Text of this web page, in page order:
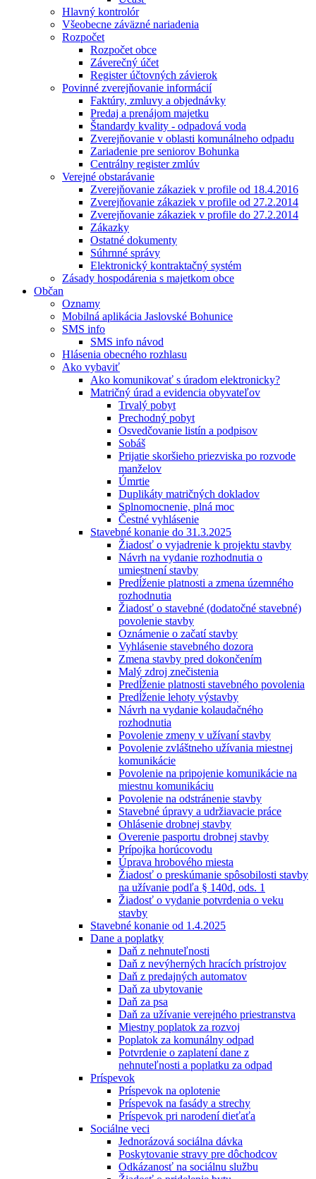
Hlavný kontrolór
Všeobecne záväzné nariadenia
Rozpočet
Rozpočet obce
Záverečný účet
Register účtovných závierok
Povinné zverejňovanie informácií
Faktúry, zmluvy a objednávky
Predaj a prenájom majetku
Štandardy kvality - odpadová voda
Zverejňovanie v oblasti komunálneho odpadu
Zariadenie pre seniorov Bohunka
Centrálny register zmlúv
Verejné obstarávanie
Zverejňovanie zákaziek v profile od 18.4.2016
Zverejňovanie zákaziek v profile od 27.2.2014
Zverejňovanie zákaziek v profile do 27.2.2014
Zákazky
Ostatné dokumenty
Súhrnné správy
Elektronický kontraktačný systém
Zásady hospodárenia s majetkom obce
Občan
Oznamy
Mobilná aplikácia Jaslovské Bohunice
SMS info
SMS info návod
Hlásenia obecného rozhlasu
Ako vybaviť
Ako komunikovať s úradom elektronicky?
Matričný úrad a evidencia obyvateľov
Trvalý pobyt
Prechodný pobyt
Osvedčovanie listín a podpisov
Sobáš
Prijatie skoršieho priezviska po rozvode
manželov
Úmrtie
Duplikáty matričných dokladov
Splnomocnenie, plná moc
Čestné vyhlásenie
Stavebné konanie do 31.3.2025
Žiadosť o vyjadrenie k projektu stavby
Návrh na vydanie rozhodnutia o
umiestnení stavby
Predĺženie platnosti a zmena územného
rozhodnutia
Žiadosť o stavebné (dodatočné stavebné)
povolenie stavby
Oznámenie o začatí stavby
Vyhlásenie stavebného dozora
Zmena stavby pred dokončením
Malý zdroj znečistenia
Predĺženie platnosti stavebného povolenia
Predĺženie lehoty výstavby
Návrh na vydanie kolaudačného
rozhodnutia
Povolenie zmeny v užívaní stavby
Povolenie zvláštneho užívania miestnej
komunikácie
Povolenie na pripojenie komunikácie na
miestnu komunikáciu
Povolenie na odstránenie stavby
Stavebné úpravy a udržiavacie práce
Ohlásenie drobnej stavby
Overenie pasportu drobnej stavby
Prípojka horúcovodu
Úprava hrobového miesta
Žiadosť o preskúmanie spôsobilosti stavby
na užívanie podľa § 140d, ods. 1
Žiadosť o vydanie potvrdenia o veku
stavby
Stavebné konanie od 1.4.2025
Dane a poplatky
Daň z nehnuteľnosti
Daň z nevýherných hracích prístrojov
Daň z predajných automatov
Daň za ubytovanie
Daň za psa
Daň za užívanie verejného priestranstva
Miestny poplatok za rozvoj
Poplatok za komunálny odpad
Potvrdenie o zaplatení dane z
nehnuteľnosti a poplatku za odpad
Príspevok
Príspevok na oplotenie
Príspevok na fasády a strechy
Príspevok pri narodení dieťaťa
Sociálne veci
Jednorázová sociálna dávka
Poskytovanie stravy pre dôchodcov
Odkázanosť na sociálnu službu